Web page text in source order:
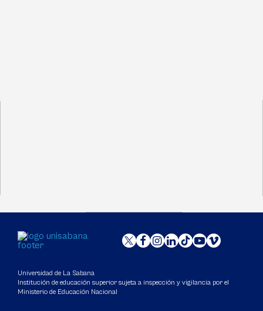
Universidad de La Sabana
Institución de educación superior sujeta a inspección y vigilancia por el
Ministerio de Educación Nacional